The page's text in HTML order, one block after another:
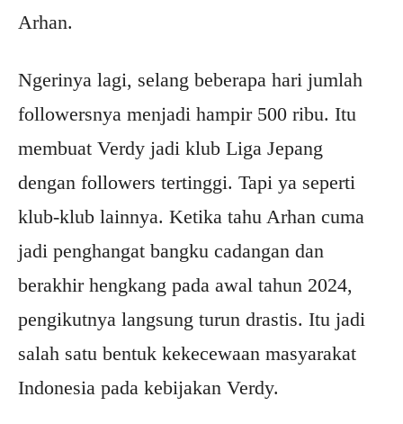
Arhan.
Ngerinya lagi, selang beberapa hari jumlah
followersnya menjadi hampir 500 ribu. Itu
membuat Verdy jadi klub Liga Jepang
dengan followers tertinggi. Tapi ya seperti
klub-klub lainnya. Ketika tahu Arhan cuma
jadi penghangat bangku cadangan dan
berakhir hengkang pada awal tahun 2024,
pengikutnya langsung turun drastis. Itu jadi
salah satu bentuk kekecewaan masyarakat
Indonesia pada kebijakan Verdy.